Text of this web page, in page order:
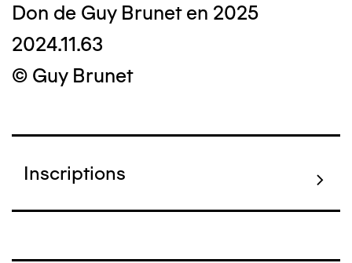
Don de Guy Brunet en 2025
2024.11.63
© Guy Brunet
Inscriptions